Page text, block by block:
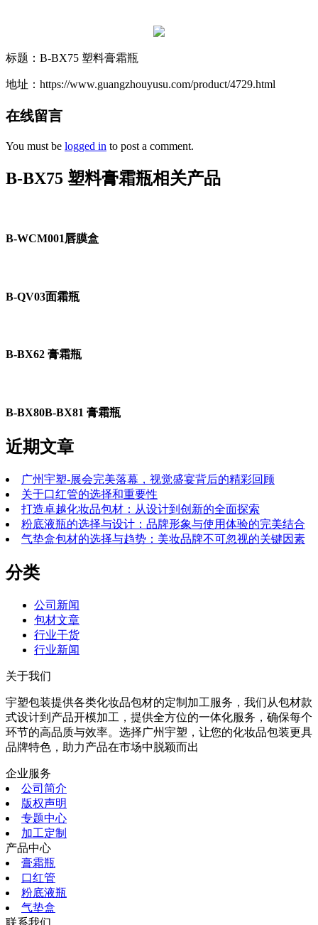
标题：B-BX75 塑料膏霜瓶
地址：https://www.guangzhouyusu.com/product/4729.html
在线留言
You must be logged in to post a comment.
B-BX75 塑料膏霜瓶相关产品
B-WCM001唇膜盒
B-QV03面霜瓶
B-BX62 膏霜瓶
B-BX80B-BX81 膏霜瓶
近期文章
广州宇塑-展会完美落幕，视觉盛宴背后的精彩回顾
关于口红管的选择和重要性
打造卓越化妆品包材：从设计到创新的全面探索
粉底液瓶的选择与设计：品牌形象与使用体验的完美结合
气垫盒包材的选择与趋势：美妆品牌不可忽视的关键因素
分类
公司新闻
包材文章
行业干货
行业新闻
关于我们
宇塑包装提供各类化妆品包材的定制加工服务，我们从包材款
式设计到产品开模加工，提供全方位的一体化服务，确保每个
环节的高品质与效率。选择广州宇塑，让您的化妆品包装更具
品牌特色，助力产品在市场中脱颖而出
企业服务
公司简介
版权声明
专题中心
加工定制
产品中心
膏霜瓶
口红管
粉底液瓶
气垫盒
联系我们